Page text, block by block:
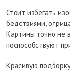
Стоит избегать
бедствиями,
Картины точно не
поспособствуют
Красивую